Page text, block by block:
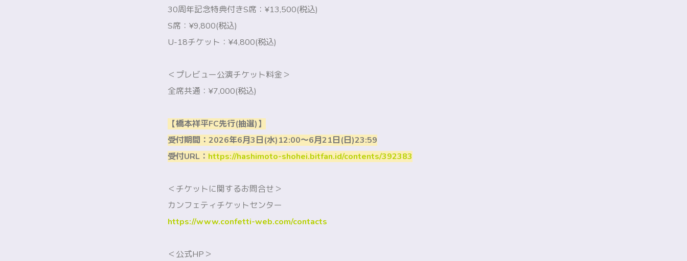
30周年記念特典付きS席：¥13,500(税込)
S席：¥9,800(税込)
U-18チケット：¥4,800(税込)
＜プレビュー公演チケット料金＞
全席共通：¥7,000(税込)
【橋本祥平FC先行(抽選)】
受付期間：2026年6月3日(水)12:00～6月21日(日)23:59
受付URL： https://hashimoto-shohei.bitfan.id/contents/392383
＜チケットに関するお問合せ＞
カンフェティチケットセンター
https://www.confetti-web.com/contacts
＜公式HP＞